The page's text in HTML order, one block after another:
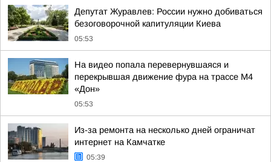
Депутат Журавлев: России нужно добиваться
безоговорочной капитуляции Киева
05:53
На видео попала перевернувшаяся и
перекрывшая движение фура на трассе М4
«Дон»
05:53
Из-за ремонта на несколько дней ограничат
интернет на Камчатке
05:39